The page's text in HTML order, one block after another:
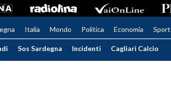
Italia Mondo Politica Economia Sport
Sos Sardegna Incidenti Cagliari Calcio